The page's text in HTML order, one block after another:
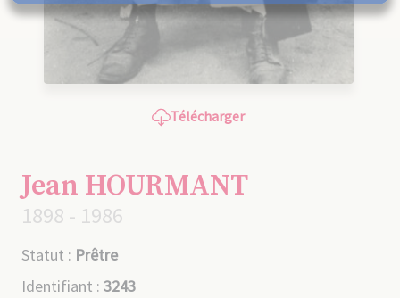
Télécharger
Jean HOURMANT
1898 - 1986
Statut : Prêtre
Identifiant : 3243